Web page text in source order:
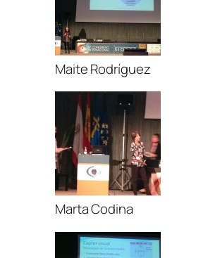
Maite Rodríguez
Marta Codina